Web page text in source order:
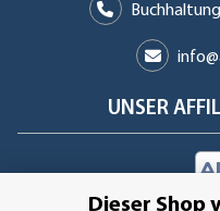
UNSER
Dieser Shop